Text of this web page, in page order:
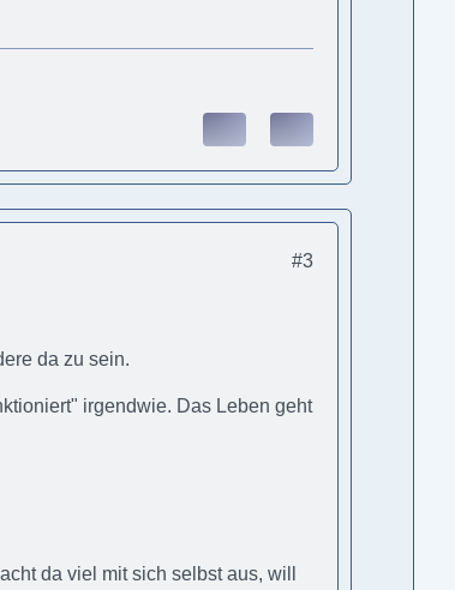
#3
da zu sein.
irgendwie. Das Leben geht
da viel mit sich selbst aus, will